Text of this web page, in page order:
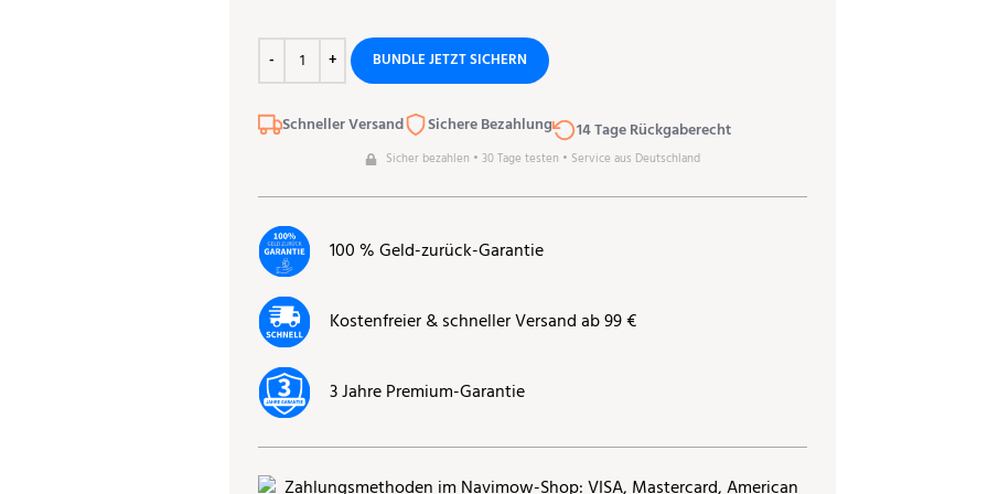
BUNDLE JETZT SICHERN
Schneller Versand Sichere Bezahlung 14 Tage Rückgaberecht
Sicher bezahlen • 30 Tage testen • Service aus Deutschland
100 % Geld-zurück-Garantie
Kostenfreier & schneller Versand ab 99 €
3 Jahre Premium-Garantie